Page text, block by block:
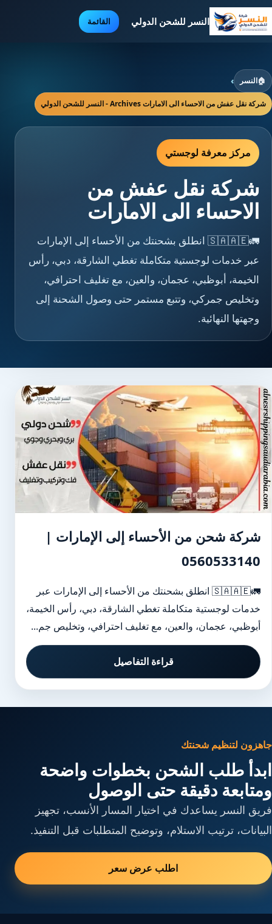
النسر للشحن الدولي القائمة
🏠النسر ›
شركة نقل عفش من الاحساء الى الامارات Archives - النسر للشحن الدولي
مركز معرفة لوجستي
شركة نقل عفش من
الاحساء الى الامارات
🚛🇸🇦🇦🇪 انطلق بشحنتك من الأحساء إلى الإمارات
عبر خدمات لوجستية متكاملة تغطي الشارقة، دبي، رأس
الخيمة، أبوظبي، عجمان، والعين، مع تغليف احترافي،
وتخليص جمركي، وتتبع مستمر حتى وصول الشحنة إلى
وجهتها النهائية.
شركة شحن من الأحساء إلى الإمارات |
0560533140
🚛🇸🇦🇦🇪 انطلق بشحنتك من الأحساء إلى الإمارات عبر
خدمات لوجستية متكاملة تغطي الشارقة، دبي، رأس الخيمة،
أبوظبي، عجمان، والعين، مع تغليف احترافي، وتخليص جم...
قراءة التفاصيل
جاهزون لتنظيم شحنتك
ابدأ طلب الشحن بخطوات واضحة
ومتابعة دقيقة حتى الوصول
فريق النسر يساعدك في اختيار المسار الأنسب، تجهيز
البيانات، ترتيب الاستلام، وتوضيح المتطلبات قبل التنفيذ.
اطلب عرض سعر